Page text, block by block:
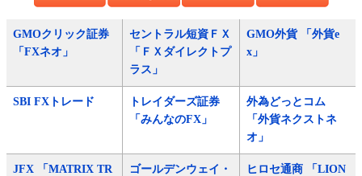
GMOクリック証券
「FXネオ」
セントラル短資ＦＸ
「ＦＸダイレクトプ
ラス」
GMO外貨 「外貨e
x」
SBI FXトレード
トレイダーズ証券
「みんなのFX」
外為どっとコム
「外貨ネクストネ
オ」
JFX 「MATRIX TR
ゴールデンウェイ・
ヒロセ通商 「LION